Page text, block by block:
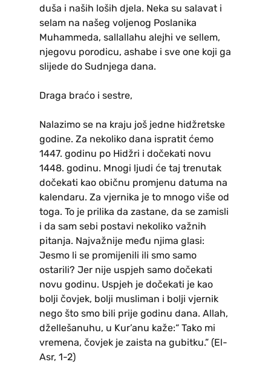
duša i naših loših djela. Neka su salavat i
selam na našeg voljenog Poslanika
Muhammeda, sallallahu alejhi ve sellem,
njegovu porodicu, ashabe i sve one koji ga
slijede do Sudnjega dana.
Draga braćo i sestre,
Nalazimo se na kraju još jedne hidžretske
godine. Za nekoliko dana ispratit ćemo
1447. godinu po Hidžri i dočekati novu
1448. godinu. Mnogi ljudi će taj trenutak
dočekati kao običnu promjenu datuma na
kalendaru. Za vjernika je to mnogo više od
toga. To je prilika da zastane, da se zamisli
i da sam sebi postavi nekoliko važnih
pitanja. Najvažnije među njima glasi:
Jesmo li se promijenili ili smo samo
ostarili? Jer nije uspjeh samo dočekati
novu godinu. Uspjeh je dočekati je kao
bolji čovjek, bolji musliman i bolji vjernik
nego što smo bili prije godinu dana. Allah,
džellešanuhu, u Kur’anu kaže:“ Tako mi
vremena, čovjek je zaista na gubitku.” (El-
Asr, 1-2)